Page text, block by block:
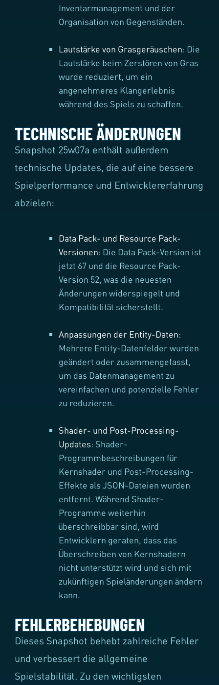
Inventarmanagement und der
Organisation von Gegenständen.
Lautstärke von Grasgeräuschen: Die
Lautstärke beim Zerstören von Gras
wurde reduziert, um ein
angenehmeres Klangerlebnis
während des Spiels zu schaffen.
TECHNISCHE ÄNDERUNGEN
Snapshot 25w07a enthält außerdem
technische Updates, die auf eine bessere
Spielperformance und Entwicklererfahrung
abzielen:
Data Pack- und Resource Pack-
Versionen: Die Data Pack-Version ist
jetzt 67 und die Resource Pack-
Version 52, was die neuesten
Änderungen widerspiegelt und
Kompatibilität sicherstellt.
Anpassungen der Entity-Daten:
Mehrere Entity-Datenfelder wurden
geändert oder zusammengefasst,
um das Datenmanagement zu
vereinfachen und potenzielle Fehler
zu reduzieren.
Shader- und Post-Processing-
Updates: Shader-
Programmbeschreibungen für
Kernshader und Post-Processing-
Effekte als JSON-Dateien wurden
entfernt. Während Shader-
Programme weiterhin
überschreibbar sind, wird
Entwicklern geraten, dass das
Überschreiben von Kernshadern
nicht unterstützt wird und sich mit
zukünftigen Spieländerungen ändern
kann.
FEHLERBEHEBUNGEN
Dieses Snapshot behebt zahlreiche Fehler
und verbessert die allgemeine
Spielstabilität. Zu den wichtigsten